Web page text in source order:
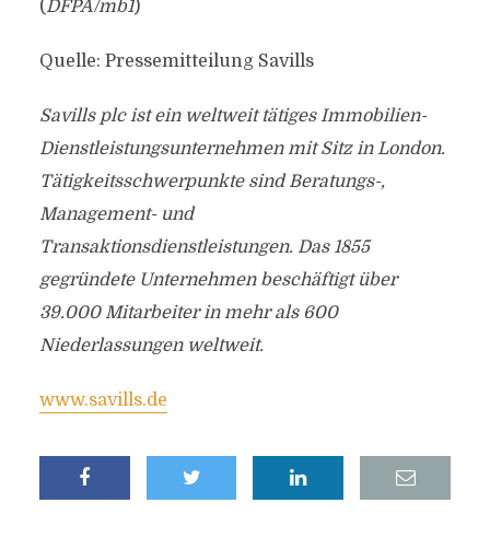
(DFPA/mb1)
Quelle: Pressemitteilung Savills
Savills plc ist ein weltweit tätiges Immobilien-
Dienstleistungsunternehmen mit Sitz in London.
Tätigkeitsschwerpunkte sind Beratungs-,
Management- und
Transaktionsdienstleistungen. Das 1855
gegründete Unternehmen beschäftigt über
39.000 Mitarbeiter in mehr als 600
Niederlassungen weltweit.
www.savills.de